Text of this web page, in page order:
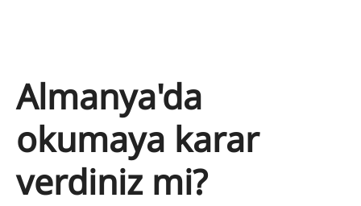
Almanya'da
okumaya karar
verdiniz mi?